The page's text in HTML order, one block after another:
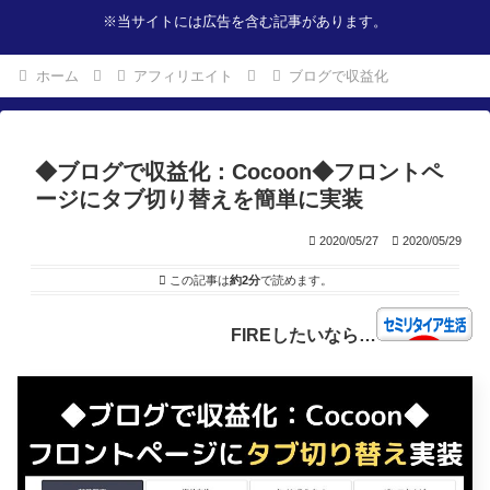
※当サイトには広告を含む記事があります。
ホーム アフィリエイト ブログで収益化
◆ブログで収益化：Cocoon◆フロントペ
ージにタブ切り替えを簡単に実装
2020/05/27 2020/05/29
この記事は約2分で読めます。
FIREしたいなら…